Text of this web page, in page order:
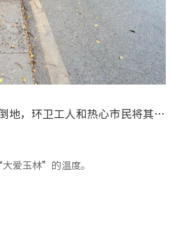
玉林晚报 | 玉林城区一老人倒地，环卫工人和热心市民将其扶起
爱玉林”的温度。